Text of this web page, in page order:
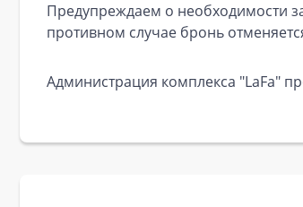
Предупреждаем о необходимости
противном случае бронь
Администрация комплекса "LaFa"